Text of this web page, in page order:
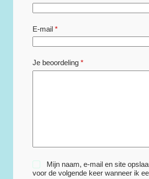
E-mail*
Je beoordeling *
Mijn naam, e-mail en site
voor de volgende keer wanneer ik